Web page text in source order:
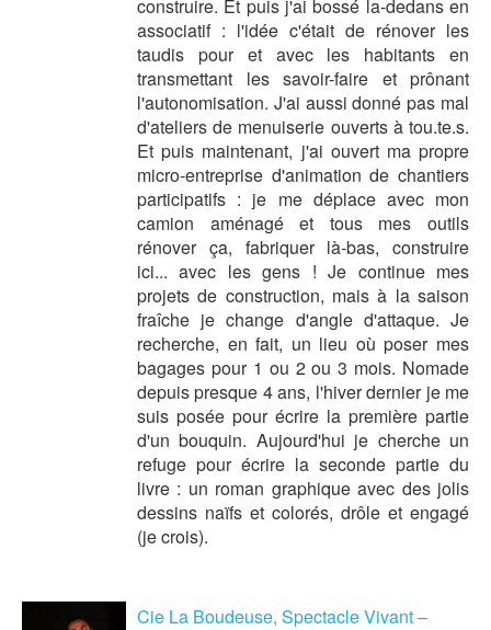
construire. Et puis j'ai bossé la-dedans en
associatif : l'idée c'était de rénover les
taudis pour et avec les habitants en
transmettant les savoir-faire et prônant
l'autonomisation. J'ai aussi donné pas mal
d'ateliers de menuiserie ouverts à tou.te.s.
Et puis maintenant, j'ai ouvert ma propre
micro-entreprise d'animation de chantiers
participatifs : je me déplace avec mon
camion aménagé et tous mes outils
rénover ça, fabriquer là-bas, construire
ici... avec les gens ! Je continue mes
projets de construction, mais à la saison
fraîche je change d'angle d'attaque. Je
recherche, en fait, un lieu où poser mes
bagages pour 1 ou 2 ou 3 mois. Nomade
depuis presque 4 ans, l'hiver dernier je me
suis posée pour écrire la première partie
d'un bouquin. Aujourd'hui je cherche un
refuge pour écrire la seconde partie du
livre : un roman graphique avec des jolis
dessins naïfs et colorés, drôle et engagé
(je crois).
Cie La Boudeuse, Spectacle Vivant –